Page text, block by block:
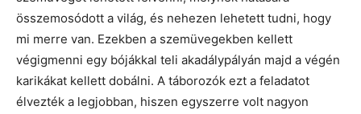
összemosódott a világ, és nehezen lehetett tudni, hogy
mi merre van. Ezekben a szemüvegekben kellett
végigmenni egy bójákkal teli akadálypályán majd a végén
karikákat kellett dobálni. A táborozók ezt a feladatot
élvezték a legjobban, hiszen egyszerre volt nagyon